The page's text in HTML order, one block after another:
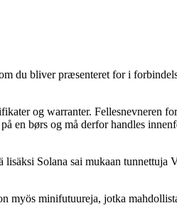
du bliver præsenteret for i
og warranter. Fellesnevneren
en børs og må derfor handles
Solana sai mukaan tunnettuja
myös minifutuureja, jotka